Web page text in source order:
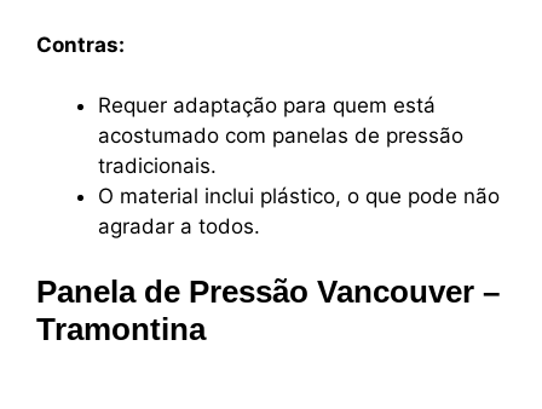
Contras:
Requer adaptação para quem está
acostumado com panelas de pressão
tradicionais.
O material inclui plástico, o que pode não
agradar a todos.
Panela de Pressão Vancouver –
Tramontina